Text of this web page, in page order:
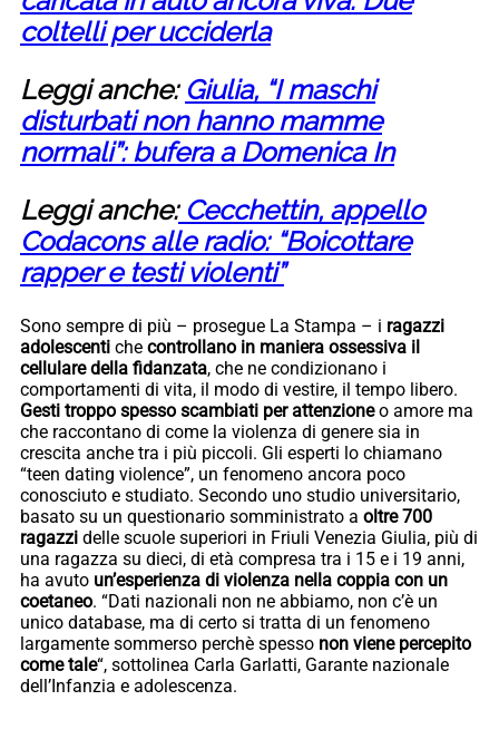
coltelli per ucciderla
Leggi anche: Giulia, “I maschi
disturbati non hanno mamme
normali”: bufera a Domenica In
Leggi anche:Cecchettin, appello
Codacons alle radio: “Boicottare
rapper e testi violenti”
Sono sempre di più – prosegue La Stampa – i ragazzi
adolescenti che controllano in maniera ossessiva il
cellulare della fidanzata, che ne condizionano i
comportamenti di vita, il modo di vestire, il tempo libero.
Gesti troppo spesso scambiati per attenzioneo amore ma
che raccontano di come la violenza di genere sia in
crescita anche tra i più piccoli. Gli esperti lo chiamano
“teen dating violence”, un fenomeno ancora poco
conosciuto e studiato. Secondo uno studio universitario,
basato su un questionario somministrato a oltre 700
ragazzi delle scuole superiori in Friuli Venezia Giulia, più di
una ragazza su dieci, di età compresa tra i 15 e i 19 anni,
ha avuto un’esperienza di violenza nella coppia con un
coetaneo. “Dati nazionali non ne abbiamo, non c’è un
unico database, ma di certo si tratta di un fenomeno
largamente sommerso perchè spesso non viene percepito
come tale“, sottolinea Carla Garlatti, Garante nazionale
dell’Infanzia e adolescenza.